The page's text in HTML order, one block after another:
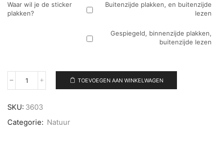
Waar wil je de sticker
plakken?
Buitenzijde plakken, en buitenzijde
lezen
Gespiegeld, binnenzijde plakken,
buitenzijde lezen
Vogels
aantal
TOEVOEGEN AAN WINKELWAGEN
SKU: 3603
Categorie: Natuur